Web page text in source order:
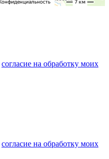
согласие на обработку моих
согласие на обработку моих